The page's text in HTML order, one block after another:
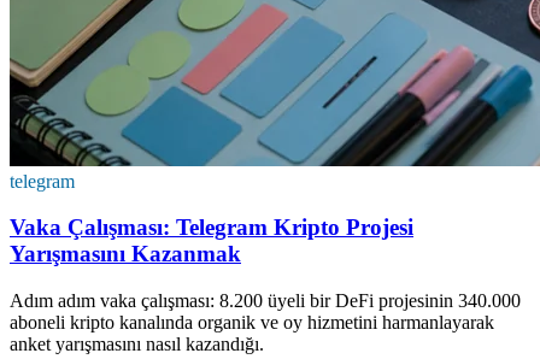
telegram
Vaka Çalışması: Telegram Kripto Projesi
Yarışmasını Kazanmak
Adım adım vaka çalışması: 8.200 üyeli bir DeFi projesinin 340.000
aboneli kripto kanalında organik ve oy hizmetini harmanlayarak
anket yarışmasını nasıl kazandığı.